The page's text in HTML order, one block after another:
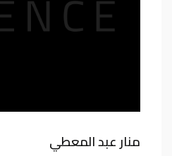
منار عبد المعطي